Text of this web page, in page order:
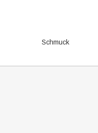
Schmuck